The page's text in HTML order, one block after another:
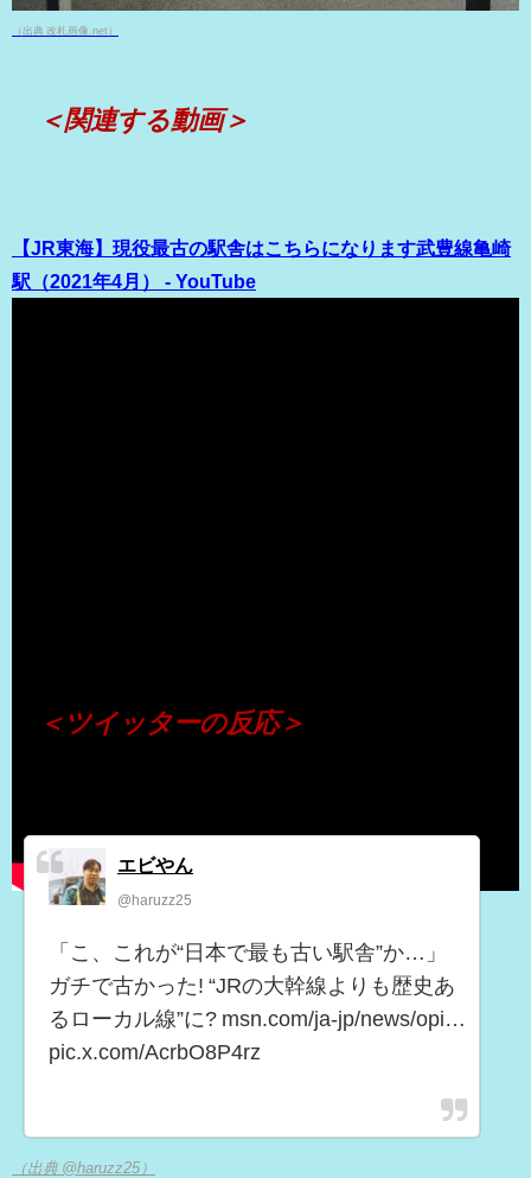
（出典 改札画像.net）
＜関連する動画＞
【JR東海】現役最古の駅舎はこちらになります武豊線亀崎
駅（2021年4月） - YouTube
＜ツイッターの反応＞
エビやん
@haruzz25
「こ、これが“日本で最も古い駅舎”か…」
ガチで古かった! “JRの大幹線よりも歴史あ
るローカル線”に? msn.com/ja-jp/news/opi…
pic.x.com/AcrbO8P4rz
（出典 @haruzz25）